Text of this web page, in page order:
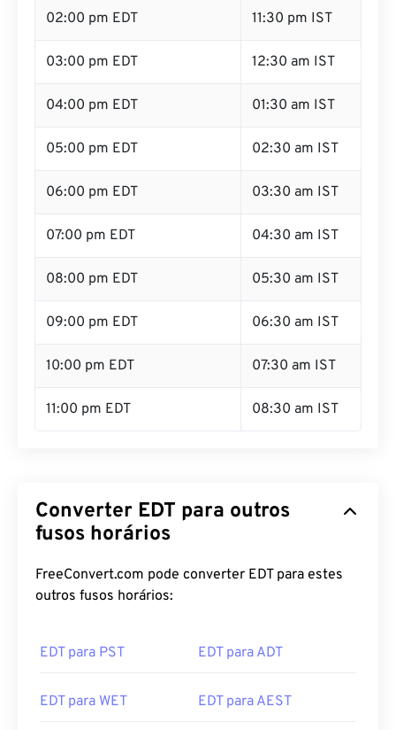
02:00 pm EDT 11:30 pm IST
03:00 pm EDT 12:30 am IST
04:00 pm EDT 01:30 am IST
05:00 pm EDT 02:30 am IST
06:00 pm EDT 03:30 am IST
07:00 pm EDT 04:30 am IST
08:00 pm EDT 05:30 am IST
09:00 pm EDT 06:30 am IST
10:00 pm EDT 07:30 am IST
11:00 pm EDT 08:30 am IST
Converter EDT para outros
fusos horários
FreeConvert.com pode converter EDT para estes
outros fusos horários:
EDT para PST EDT para ADT
EDT para WET EDT para AEST